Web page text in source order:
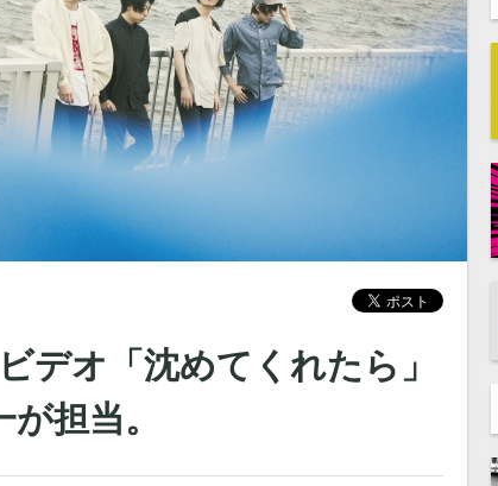
デオ「沈めてくれたら」
担当。